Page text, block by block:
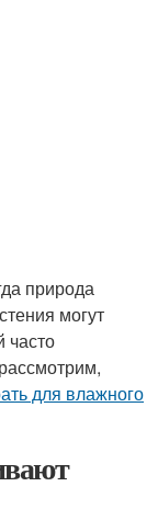
природа
могут
часто
для влажного